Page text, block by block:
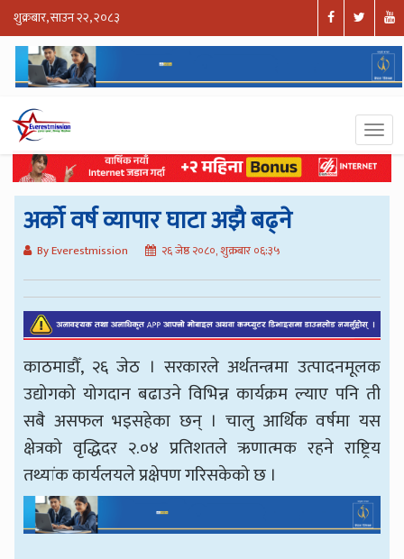
शुक्रबार, साउन २२, २०८३
अर्को वर्ष व्यापार घाटा अझै बढ्ने
By Everestmission २६ जेष्ठ २०८०, शुक्रबार ०६:३५
काठमाडौँ, २६ जेठ । सरकारले अर्थतन्त्रमा उत्पादनमूलक
उद्योगको योगदान बढाउने विभिन्न कार्यक्रम ल्याए पनि ती
सबै असफल भइसहेका छन् । चालु आर्थिक वर्षमा यस
क्षेत्रको वृद्धिदर २.०४ प्रतिशतले ऋणात्मक रहने राष्ट्रिय
तथ्यांक कार्यलयले प्रक्षेपण गरिसकेको छ ।